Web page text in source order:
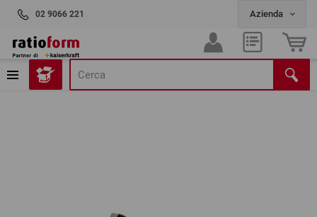
02 9066 221